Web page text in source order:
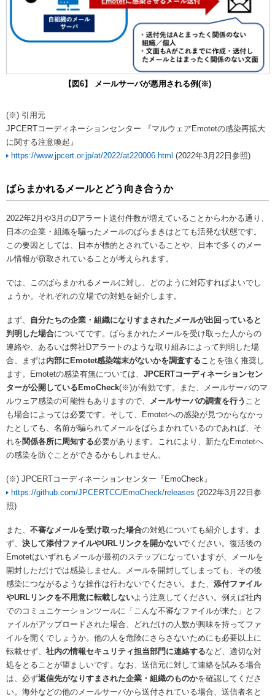
【図6】 メールサーバが悪用される例(※)
(※) 引用元
JPCERTコーディネーションセンター 『マルウェアEmotetの感染再拡大
に関する注意喚起』
https://www.jpcert.or.jp/at/2022/at220006.html (2022年3月22日参照)
ばらまかれるメールとどう向き合うか
2022年2月や3月のDアラート送付件数が増えていることからわかる通り、
日本の企業・組織を騙ったメールのばらまきはとても活発な状態です。
この要因としては、日本が標的とされていることや、日本で多くのメー
ル情報が窃取されていることが考えられます。
では、このばらまかれるメールに対し、どのように対応すればよいでし
ょうか。それぞれの立場での対処を紹介します。
まず、 自分たちの企業・組織になりすまされたメールが出回っていると
判明した場合についてです。ばらまかれたメールを受け取った人からの
連絡や、あるいは弊社Dアラートのような取り組みによって判明した場
合、まずは内部にEmotet感染端末がないかを調査する ことを強く推奨し
ます。Emotetの感染有無については、 JPCERTコーディネーションセン
ターが公開しているEmoCheck(※)が有効です。また、メールサーバのマ
ルウェア感染の可能性もありますので、
メールサーバの調査を行う こと
も場合によっては必要です。そして、Emotetへの感染が見つからなかっ
たとしても、名前が騙られてメールをばらまかれているのであれば、そ
れを 関係各所に周知する必要があります。これにより、新たなEmotetへ
の感染を防ぐことができるかもしれません。
(※) JPCERTコーディネーションセンター『EmoCheck』
https://github.com/JPCERTCC/EmoCheck/releases (2022年3月22日参
照)
また、 不審なメールを受け取った場合の対処についても紹介します。ま
ず、 決して添付ファイルやURLリンクを開かないでください。復活後の
Emotetはいずれもメールが最初のステップになっていますが、メールを
開封しただけでは感染しません。メールを開封してしまっても、その後
感染につながるような操作は行わないでください。また、 添付ファイル
やURLリンクを不用意に転載しないよう注意してください。例えば社内
でのコミュニケーションツールに「こんな不審なファイルが来た」とフ
ァイルがアップロードされた場合、どれだけの人数が興味を持ってファ
イルを開くでしょうか。他の人を危険にさらさないためにも必要以上に
転載せず、 社内の情報セキュリティ担当部門に連絡するなど、適切な対
処をとることが望ましいです。なお、送信元に対して連絡を試みる場合
は、必ず返信先がなりすまされた企業・組織のものかを確認してくださ
い。海外などの他のメールサーバから送付されている場合、送信者名と